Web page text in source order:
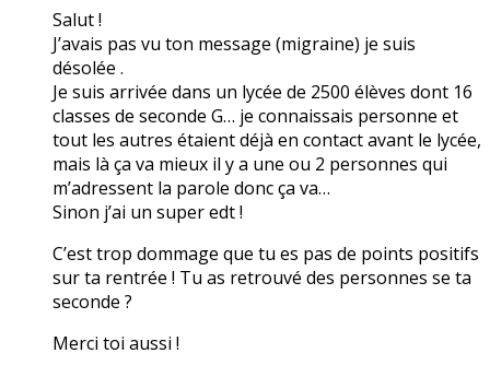
Salut !
J’avais pas vu ton message (migraine) je suis
désolée .
Je suis arrivée dans un lycée de 2500 élèves dont 16
classes de seconde G… je connaissais personne et
tout les autres étaient déjà en contact avant le lycée,
mais là ça va mieux il y a une ou 2 personnes qui
m’adressent la parole donc ça va…
Sinon j’ai un super edt !
C’est trop dommage que tu es pas de points positifs
sur ta rentrée ! Tu as retrouvé des personnes se ta
seconde ?
Merci toi aussi !